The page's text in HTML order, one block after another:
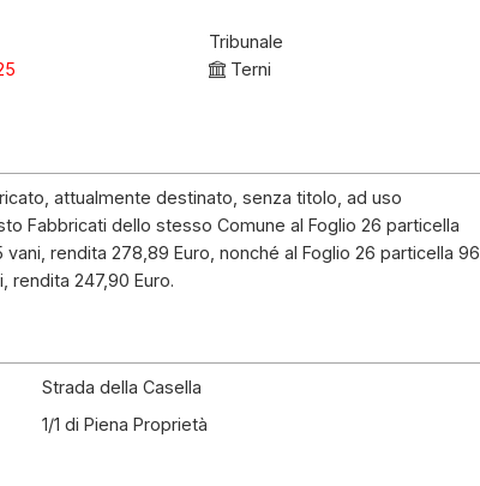
Tribunale
Terni
attualmente destinato, senza titolo, ad uso
Fabbricati dello stesso Comune al Foglio 26 particella
rendita 278,89 Euro, nonché al Foglio 26 particella 96
rendita 247,90 Euro.
Strada della Casella
1/1 di Piena Proprietà